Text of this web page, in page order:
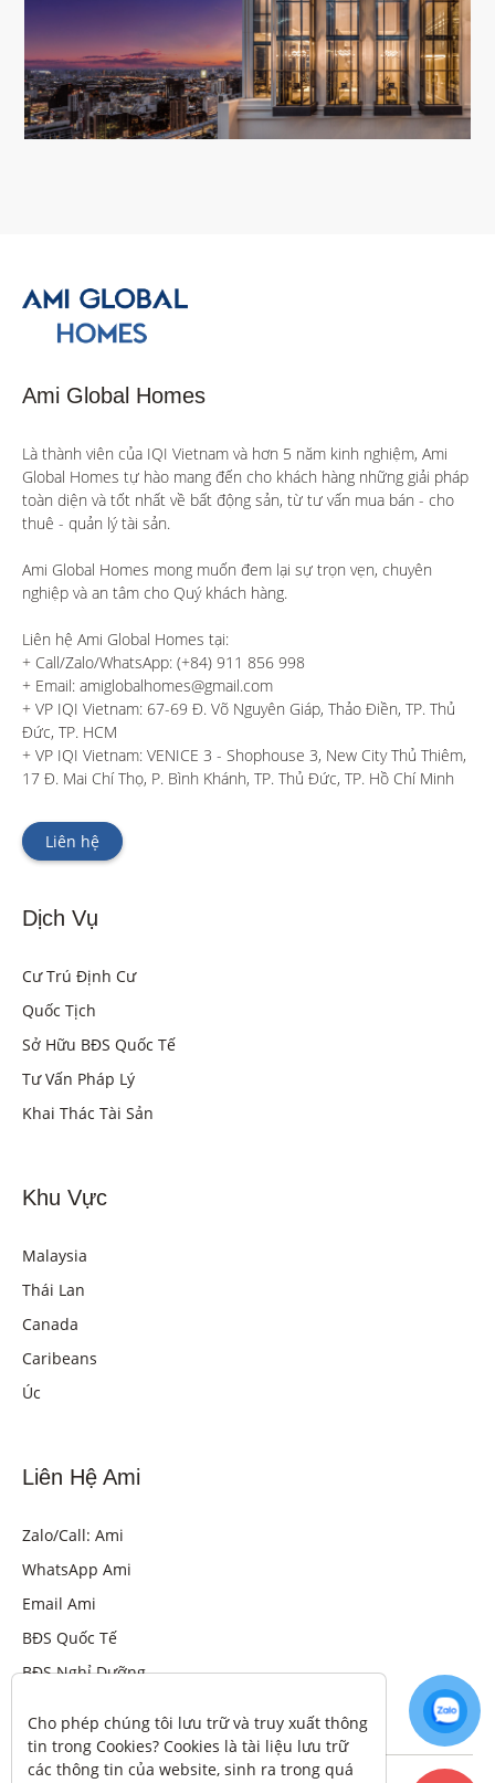
Ami Global Homes
Là thành viên của IQI Vietnam và hơn 5 năm kinh nghiệm, Ami
Global Homes tự hào mang đến cho khách hàng những giải pháp
toàn diện và tốt nhất về bất động sản, từ tư vấn mua bán - cho
thuê - quản lý tài sản.
Ami Global Homes mong muốn đem lại sự trọn vẹn, chuyên
nghiệp và an tâm cho Quý khách hàng.
Liên hệ Ami Global Homes tại:
+ Call/Zalo/WhatsApp: (+84) 911 856 998
+ Email: amiglobalhomes@gmail.com
+ VP IQI Vietnam: 67-69 Đ. Võ Nguyên Giáp, Thảo Điền, TP. Thủ
Đức, TP. HCM
+ VP IQI Vietnam: VENICE 3 - Shophouse 3, New City Thủ Thiêm,
17 Đ. Mai Chí Thọ, P. Bình Khánh, TP. Thủ Đức, TP. Hồ Chí Minh
Liên hệ
Dịch Vụ
Cư Trú Định Cư
Quốc Tịch
Sở Hữu BĐS Quốc Tế
Tư Vấn Pháp Lý
Khai Thác Tài Sản
Khu Vực
Malaysia
Thái Lan
Canada
Caribeans
Úc
Liên Hệ Ami
Zalo/Call: Ami
WhatsApp Ami
Email Ami
BĐS Quốc Tế
BĐS Nghỉ Dưỡng
Cho phép chúng tôi lưu trữ và truy xuất thông
tin trong Cookies? Cookies là tài liệu lưu trữ
các thông tin của website, sinh ra trong quá